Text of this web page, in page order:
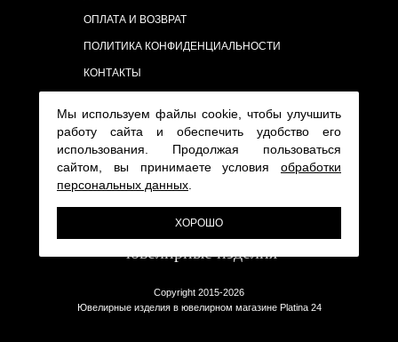
ОПЛАТА И ВОЗВРАТ
ПОЛИТИКА КОНФИДЕНЦИАЛЬНОСТИ
КОНТАКТЫ
Copyright 2015-2026
Ювелирные изделия в ювелирном магазине Platina 24
Мы используем файлы cookie, чтобы улучшить
работу сайта и обеспечить удобство его
использования. Продолжая пользоваться
сайтом, вы принимаете условия обработки
персональных данных
ХОРОШО